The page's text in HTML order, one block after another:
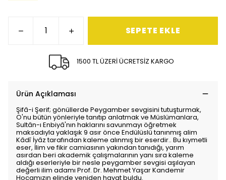
SEPETE EKLE
1500 TL ÜZERİ ÜCRETSİZ KARGO
Ürün Açıklaması
Şifâ-i Şerif; gönüllerde Peygamber sevgisini tutuşturmak,
O'nu bütün yönleriyle tanıtıp anlatmak ve Müslümanlara,
Sultân-ı Enbiyâ'nın haklarını savunmayı öğretmek
maksadıyla yaklaşık 9 asır önce Endülüslü tanınmış alim
Kâdî İyâz tarafından kaleme alınmış bir eserdir.. Bu kıymetli
eser, İlim ve fikir camiasının yakından tanıdığı, yarım
asırdan beri akademik çalışmalarının yanı sıra kaleme
aldığı eserleriyle bir nesle peygamber sevgisi aşılayan
değerli ilim adamı Prof. Dr. Mehmet Yaşar Kandemir
Hocamızın elinde yeniden hayat buldu.